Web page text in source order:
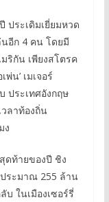
ประเดิมเยี่ยมหวด
นอีก 4 คน โดยมี
ริกัน เพียงสโตรค
น’ เมเจอร์
ประเทศอังกฤษ
ลาท้องถิ่น
ง
สุดท้ายของปี ชิง
ระมาณ 255 ล้าน
ในเมืองเซอร์รี่